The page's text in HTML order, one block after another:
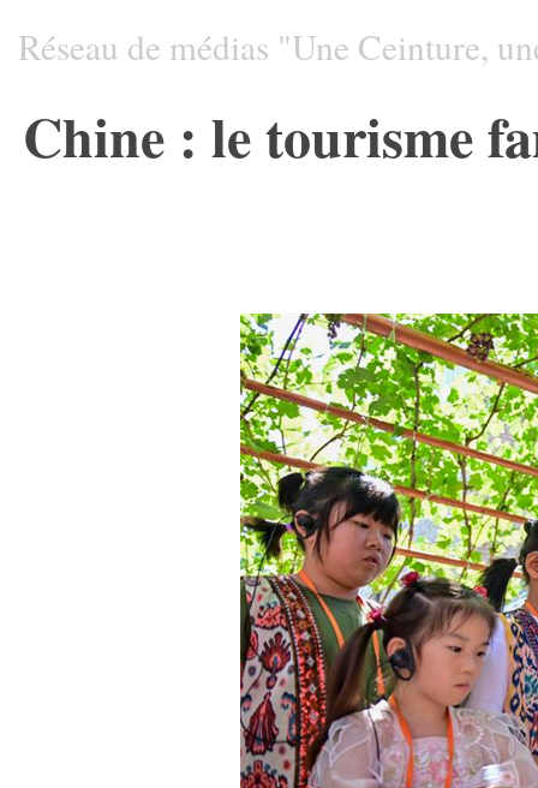
Réseau de médias "Une Ceinture,
Chine : le tourisme